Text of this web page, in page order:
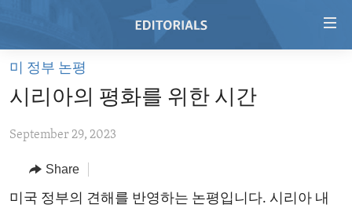
Skip
main
Skip
Navigation
HOME
VIDEO
RADIO
REGIONS
AFRICA
TOPICS
미 정부 논평
시리아의 평화를 위한 시간
September 29, 2023
Share
미국 정부의 견해를 반영하는 논평입니다. 시리아 내